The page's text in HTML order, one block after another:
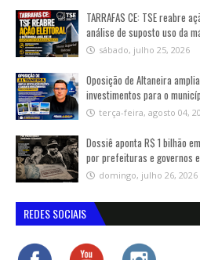
TARRAFAS CE: TSE reabre
análise de suposto uso da
sábado, julho 25, 2026
Oposição de Altaneira
investimentos para o
terça-feira, agosto 04,
Dossiê aponta R$ 1 bilhão
por prefeituras e governos
domingo, julho 26, 2026
REDES SOCIAIS